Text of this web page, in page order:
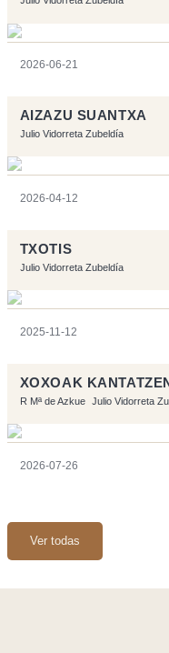
2026-06-21
AIZAZU SUANTXA
Julio Vidorreta Zubeldía
2026-04-12
TXOTIS
Julio Vidorreta Zubeldía
2025-11-12
XOXOAK
R Mª de Azkue Julio Vidorreta
2026-07-26
Ver todas